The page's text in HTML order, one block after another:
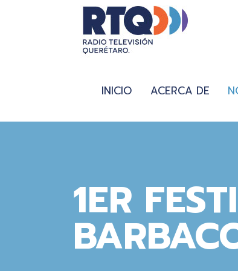
INICIO ACERCA DE
1ER